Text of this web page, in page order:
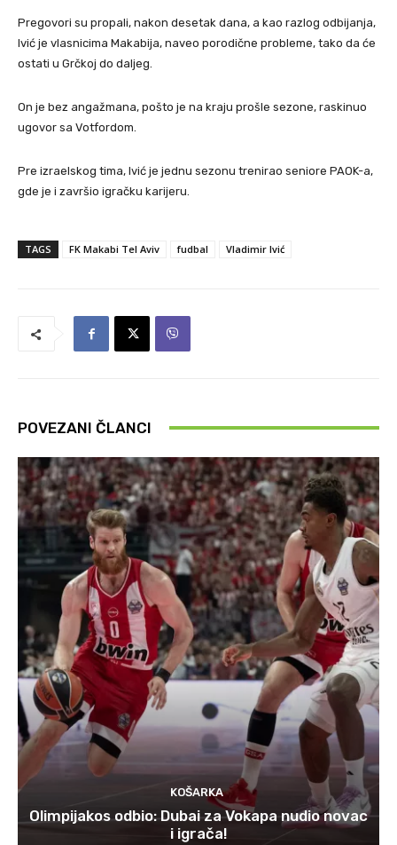
Pregovori su propali, nakon desetak dana, a kao razlog odbijanja,
Ivić je vlasnicima Makabija, naveo porodične probleme, tako da će
ostati u Grčkoj do daljeg.
On je bez angažmana, pošto je na kraju prošle sezone, raskinuo
ugovor sa Votfordom.
Pre izraelskog tima, Ivić je jednu sezonu trenirao seniore PAOK-a,
gde je i završio igračku karijeru.
TAGS FK Makabi Tel Aviv fudbal Vladimir Ivić
POVEZANI ČLANCI
KOŠARKA
Olimpijakos odbio: Dubai za Vokapa nudio novac
i igrača!